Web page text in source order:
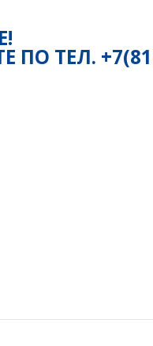
ТЕЛ.